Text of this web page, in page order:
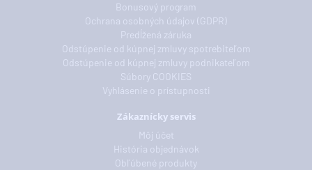
Bonusový program
Ochrana osobných údajov (GDPR)
Predĺžená záruka
Odstúpenie od kúpnej zmluvy spotrebiteľom
Odstúpenie od kúpnej zmluvy podnikateľom
Súbory COOKIES
Vyhlásenie o prístupnosti
Zákaznícky servis
Môj účet
História objednávok
Obľúbené produkty